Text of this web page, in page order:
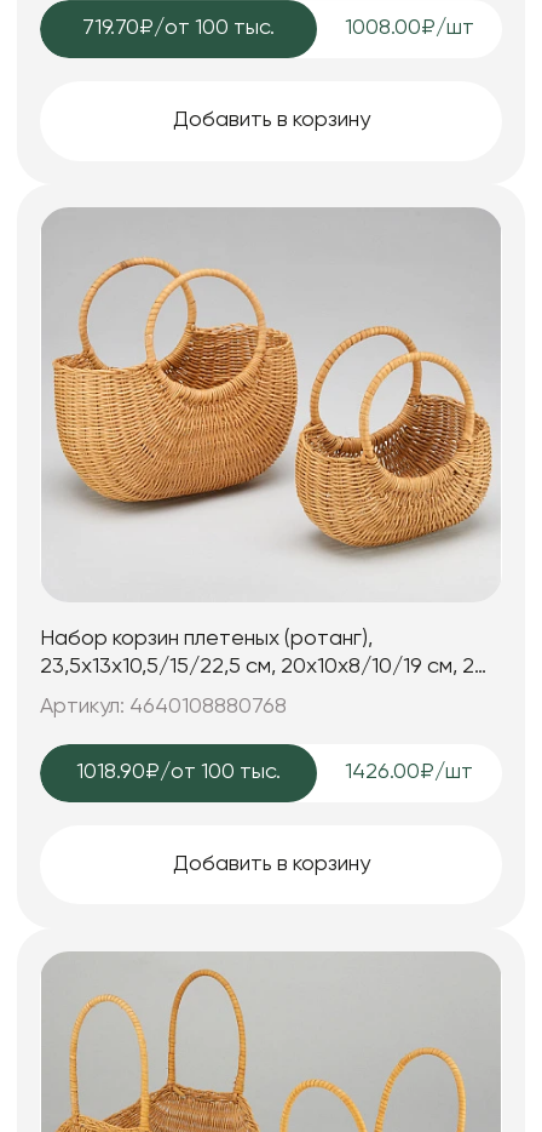
719.70₽/от 100 тыс. 1008.00₽/шт
Добавить в корзину
Набор корзин плетеных (ротанг),
23,5x13x10,5/15/22,5 см, 20x10x8/10/19 см, 2
шт., медово-коричневый
Артикул: 4640108880768
1018.90₽/от 100 тыс. 1426.00₽/шт
Добавить в корзину